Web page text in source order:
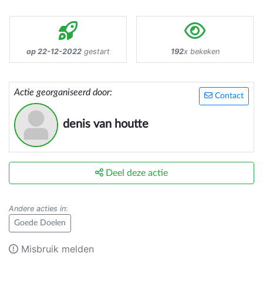
op 22-12-2022 gestart 192x bekeken
Contact
Actie georganiseerd door:
denis van houtte
Deel deze actie
Andere acties in:
Goede Doelen
Misbruik melden